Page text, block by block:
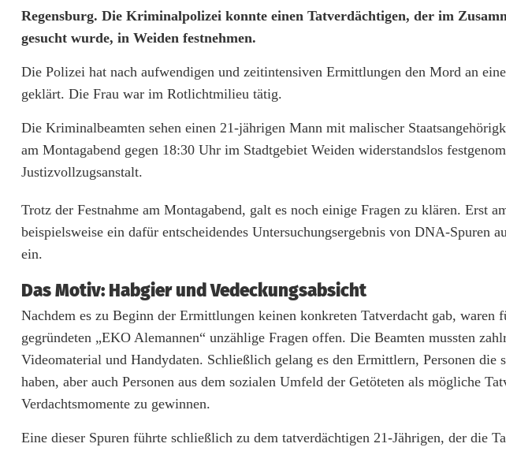
V
e
r
d
ä
c
t
i
g
e
r
i
m
M
Regensburg. Die Kriminalpolizei konnte einen Tatverdächtigen, der im
gesucht wurde, in Weiden festnehmen.
Die Polizei hat nach aufwendigen und zeitintensiven Ermittlungen den Mord an
geklärt. Die Frau war im Rotlichtmilieu tätig.
Die Kriminalbeamten sehen einen 21-jährigen Mann mit malischer
am Montagabend gegen 18:30 Uhr im Stadtgebiet Weiden widerstandslos
Justizvollzugsanstalt.
Trotz der Festnahme am Montagabend, galt es noch einige Fragen zu klären. Erst
beispielsweise ein dafür entscheidendes Untersuchungsergebnis von DNA-Spuren
ein.
Das Motiv: Habgier und Vedeckungsabsicht
Nachdem es zu Beginn der Ermittlungen keinen konkreten Tatverdacht gab, waren
gegründeten „EKO Alemannen“ unzählige Fragen offen. Die Beamten mussten
Videomaterial und Handydaten. Schließlich gelang es den Ermittlern, Personen die
haben, aber auch Personen aus dem sozialen Umfeld der Getöteten als mögliche
Verdachtsmomente zu gewinnen.
Eine dieser Spuren führte schließlich zu dem tatverdächtigen 21-Jährigen, der die